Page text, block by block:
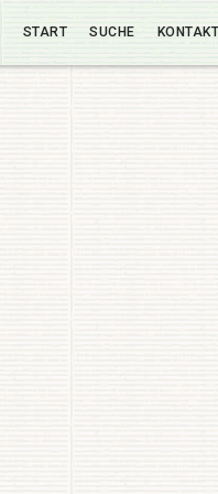
START SUCHE KONTAKT